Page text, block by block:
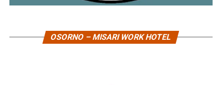
OSORNO – MISARI WORK HOTEL